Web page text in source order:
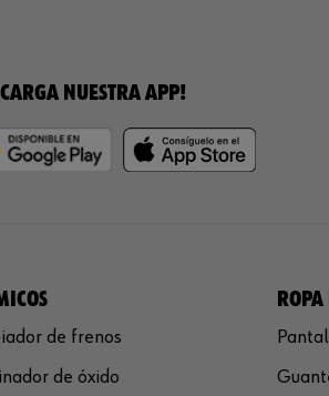
NUESTRA APP!
de frenos
de óxido